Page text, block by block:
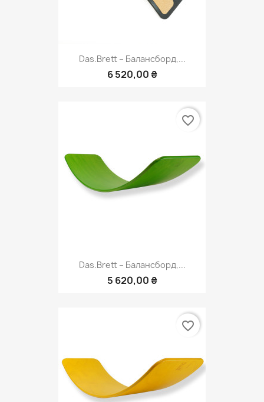
Das.Brett – Балансборд,...
6 520,00 ₴
Das.Brett – Балансборд,...
5 620,00 ₴
favorite_border
favorite_border